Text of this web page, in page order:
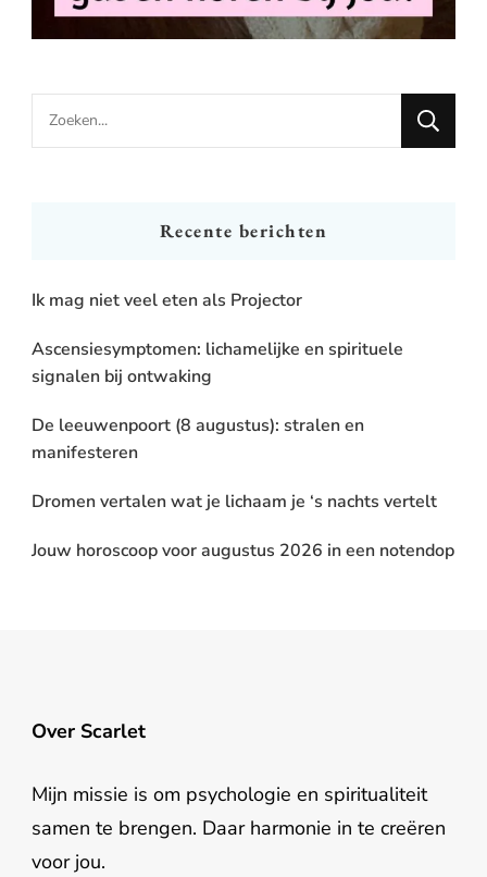
Looking
for
Recente berichten
Ik mag niet veel eten als Projector
Ascensiesymptomen: lichamelijke en spirituele
signalen bij ontwaking
De leeuwenpoort (8 augustus): stralen en
manifesteren
Dromen vertalen wat je lichaam je ‘s nachts vertelt
Jouw horoscoop voor augustus 2026 in een notendop
Over Scarlet
Mijn missie is om psychologie en spiritualiteit
samen te brengen. Daar harmonie in te creëren
voor jou.